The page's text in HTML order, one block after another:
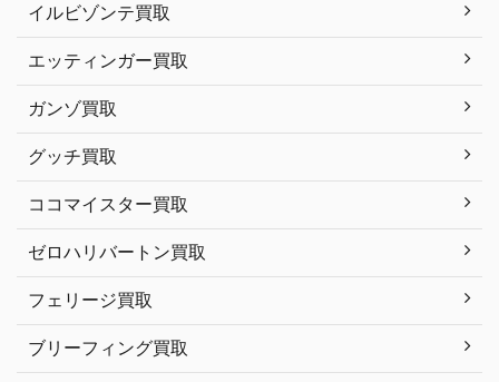
イルビゾンテ買取
エッティンガー買取
ガンゾ買取
グッチ買取
ココマイスター買取
ゼロハリバートン買取
フェリージ買取
ブリーフィング買取